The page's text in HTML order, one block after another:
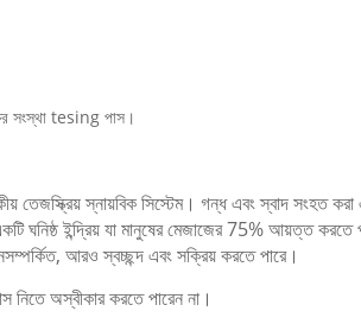
সংস্থা tesing পাস।
তেজস্ক্রিয় স্নায়বিক সিস্টেম। গন্ধ এবং স্বাদ সংহত করা
ঘনিষ্ঠ ইন্দ্রিয় যা মানুষের মেজাজের 75% আয়ত্ত
আরও স্বচ্ছন্দ এবং সক্রিয় করতে পারে।
নিতে অস্বীকার করতে পারেন না।